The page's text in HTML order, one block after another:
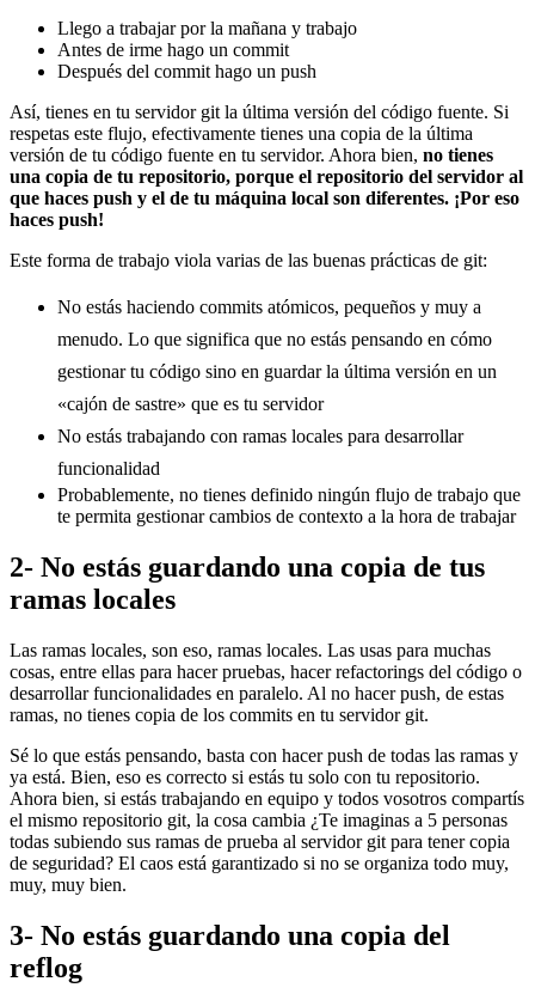
Llego a trabajar por la mañana y trabajo
Antes de irme hago un commit
Después del commit hago un push
Así, tienes en tu servidor git la última versión del código fuente. Si
respetas este flujo, efectivamente tienes una copia de la última
versión de tu código fuente en tu servidor. Ahora bien, no tienes
una copia de tu repositorio, porque el repositorio del servidor al
que haces push y el de tu máquina local son diferentes. ¡Por eso
haces push!
Este forma de trabajo viola varias de las buenas prácticas de git:
No estás haciendo commits atómicos, pequeños y muy a
menudo. Lo que significa que no estás pensando en cómo
gestionar tu código sino en guardar la última versión en un
«cajón de sastre» que es tu servidor
No estás trabajando con ramas locales para desarrollar
funcionalidad
Probablemente, no tienes definido ningún flujo de trabajo que
te permita gestionar cambios de contexto a la hora de trabajar
2- No estás guardando una copia de tus
ramas locales
Las ramas locales, son eso, ramas locales. Las usas para muchas
cosas, entre ellas para hacer pruebas, hacer refactorings del código o
desarrollar funcionalidades en paralelo. Al no hacer push, de estas
ramas, no tienes copia de los commits en tu servidor git.
Sé lo que estás pensando, basta con hacer push de todas las ramas y
ya está. Bien, eso es correcto si estás tu solo con tu repositorio.
Ahora bien, si estás trabajando en equipo y todos vosotros compartís
el mismo repositorio git, la cosa cambia ¿Te imaginas a 5 personas
todas subiendo sus ramas de prueba al servidor git para tener copia
de seguridad? El caos está garantizado si no se organiza todo muy,
muy, muy bien.
3- No estás guardando una copia del
reflog